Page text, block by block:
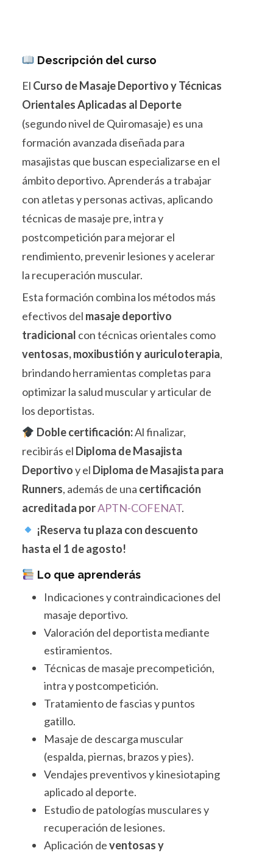
Descripción del curso
El Curso de Masaje Deportivo y Técnicas
Orientales Aplicadas al Deporte
(segundo nivel de Quiromasaje) es una
formación avanzada diseñada para
masajistas que buscan especializarse en el
ámbito deportivo. Aprenderás a trabajar
con atletas y personas activas, aplicando
técnicas de masaje pre, intra y
postcompetición para mejorar el
rendimiento, prevenir lesiones y acelerar
la recuperación muscular.
Esta formación combina los métodos más
efectivos del masaje deportivo
tradicional con técnicas orientales como
ventosas, moxibustión y auriculoterapia,
brindando herramientas completas para
optimizar la salud muscular y articular de
los deportistas.
Doble certificación:Al finalizar,
recibirás el Diploma de Masajista
Deportivoy el Diploma de Masajista para
Runners, además de una certificación
acreditada porAPTN-COFENAT.
¡Reserva tu plaza con descuento
hasta el 1 de agosto!
Lo que aprenderás
Indicaciones y contraindicaciones del
masaje deportivo.
Valoración del deportista mediante
estiramientos.
Técnicas de masaje precompetición,
intra y postcompetición.
Tratamiento de fascias y puntos
gatillo.
Masaje de descarga muscular
(espalda, piernas, brazos y pies).
Vendajes preventivos y kinesiotaping
aplicado al deporte.
Estudio de patologías musculares y
recuperación de lesiones.
Aplicación deventosas y